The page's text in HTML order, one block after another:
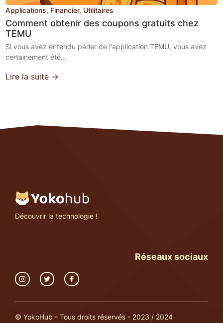
Applications Financier Utilitaires
Comment obtenir des coupons gratuits chez
TEMU
Si vous avez entendu parler de l'application TEMU, vous avez
certainement été...
Lire la suite →
Découvrir la technologie !
Réseaux sociaux
© YokoHub - Tous droits réservés - 2023 / 2024